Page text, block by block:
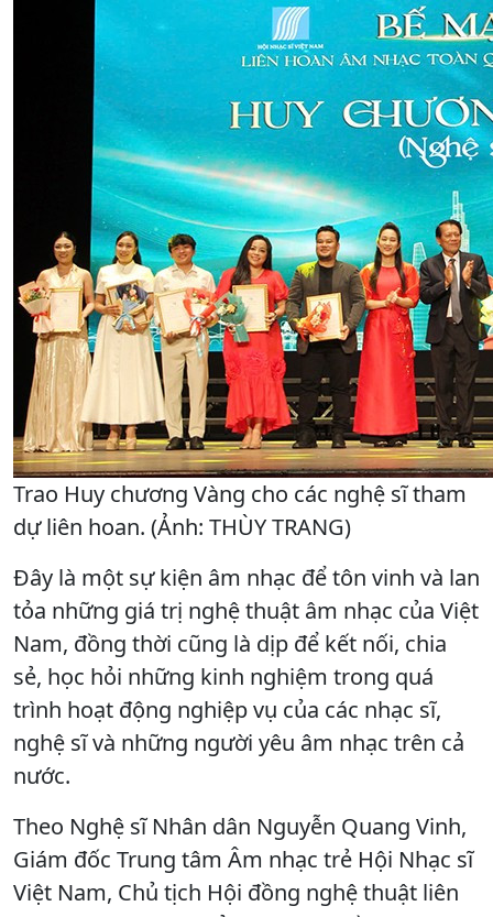
Trao Huy chương Vàng cho các nghệ sĩ tham
dự liên hoan. (Ảnh: THÙY TRANG)
Đây là một sự kiện âm nhạc để tôn vinh và lan
tỏa những giá trị nghệ thuật âm nhạc của Việt
Nam, đồng thời cũng là dịp để kết nối, chia
sẻ, học hỏi những kinh nghiệm trong quá
trình hoạt động nghiệp vụ của các nhạc sĩ,
nghệ sĩ và những người yêu âm nhạc trên cả
nước.
Theo Nghệ sĩ Nhân dân Nguyễn Quang Vinh,
Giám đốc Trung tâm Âm nhạc trẻ Hội Nhạc sĩ
Việt Nam, Chủ tịch Hội đồng nghệ thuật liên